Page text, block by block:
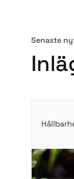
Senaste
Inlä